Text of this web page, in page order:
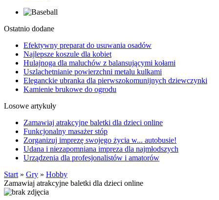
Ostatnio dodane
Efektywny preparat do usuwania osadów
Najlepsze koszule dla kobiet
Hulajnoga dla maluchów z balansującymi kołami
Uszlachetnianie powierzchni metalu kulkami
Eleganckie ubranka dla pierwszokomunijnych dziewczynki
Kamienie brukowe do ogrodu
Losowe artykuły
Zamawiaj atrakcyjne baletki dla dzieci online
Funkcjonalny masażer stóp
Zorganizuj imprezę swojego życia w... autobusie!
Udana i niezapomniana impreza dla najmłodszych
Urządzenia dla profesjonalistów i amatorów
Start » Gry » Hobby
Zamawiaj atrakcyjne baletki dla dzieci online